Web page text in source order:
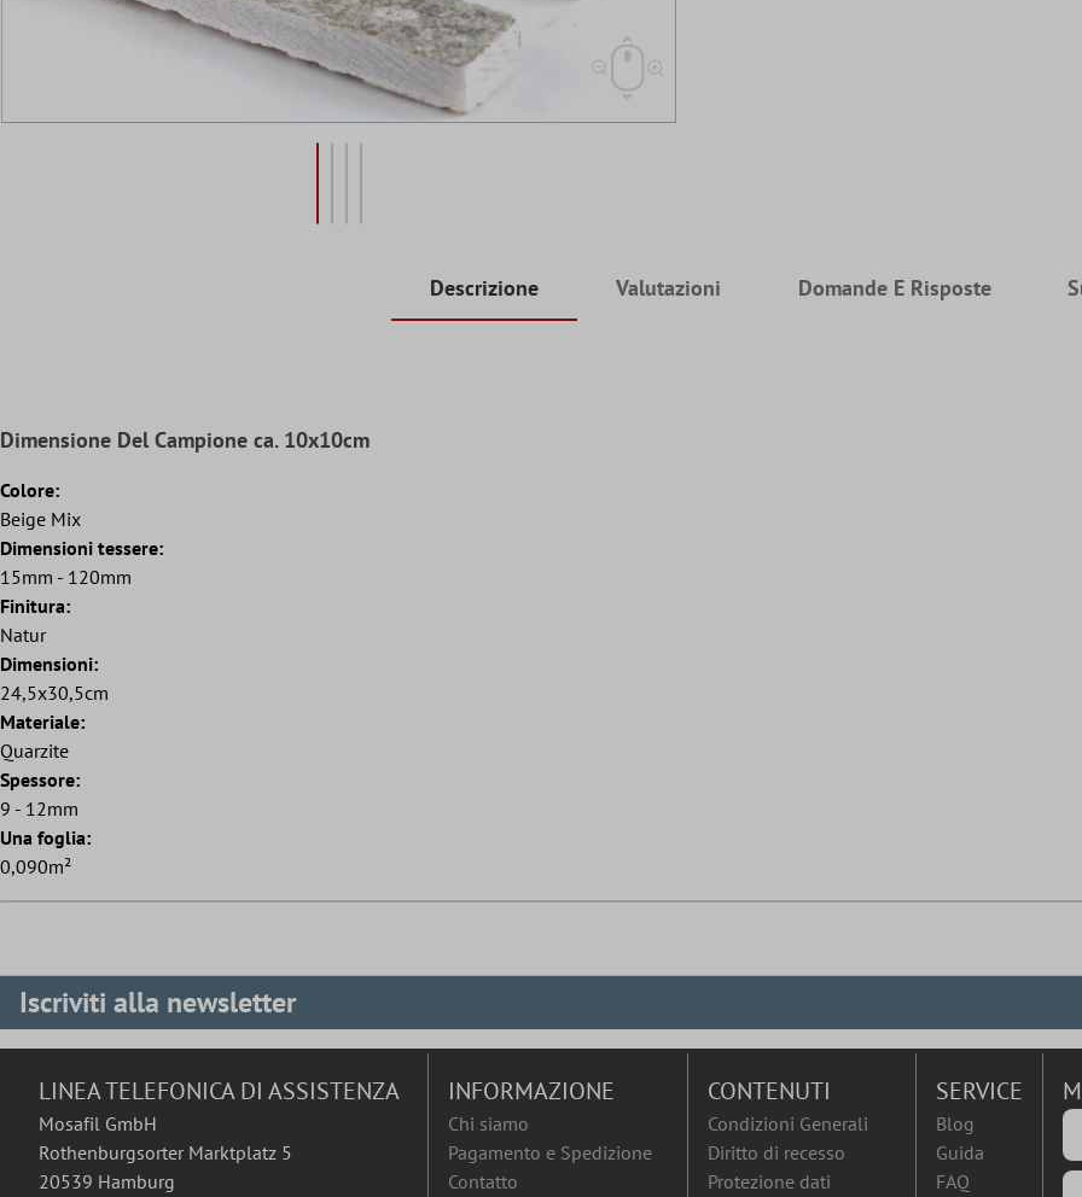
Descrizione Valutazioni Domande E Risposte
Dimensione Del Campione ca. 10x10cm
Colore:
Beige Mix
Dimensioni tessere:
15mm - 120mm
Finitura:
Natur
Dimensioni:
24,5x30,5cm
Materiale:
Quarzite
Spessore:
9 - 12mm
Una foglia:
0,090m²
Iscriviti alla newsletter
LINEA TELEFONICA DI ASSISTENZA
Mosafil GmbH
Rothenburgsorter Marktplatz 5
20539 Hamburg
INFORMAZIONE
Chi siamo
Pagamento e Spedizione
Contatto
CONTENUTI
Condizioni Generali
Diritto di recesso
Protezione dati
SERVICE
Blog
Guida
FAQ